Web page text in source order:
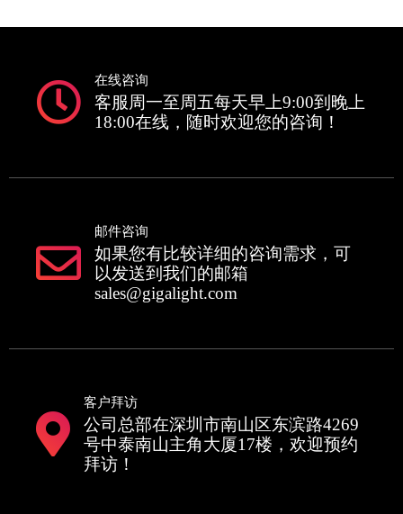
在线咨询
客服周一至周五每天早上9:00到晚上
18:00在线，随时欢迎您的咨询！
邮件咨询
如果您有比较详细的咨询需求，可
以发送到我们的邮箱
sales@gigalight.com
客户拜访
公司总部在深圳市南山区东滨路4269
号中泰南山主角大厦17楼，欢迎预约
拜访！